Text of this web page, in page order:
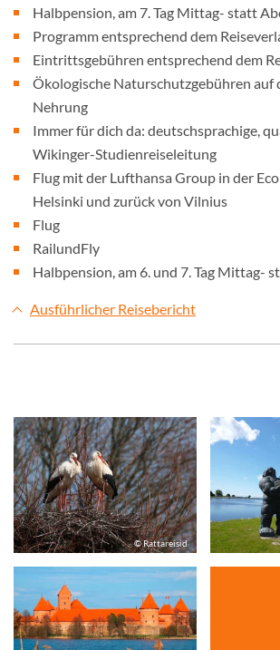
Halbpension, am 7. Tag Mittag- statt
Programm entsprechend dem
Eintrittsgebühren entsprechend dem
Ökologische Naturschutzgebühren auf
Nehrung
Immer für dich da: deutschsprachige,
Wikinger-Studienreiseleitung
Flug mit der Lufthansa Group in der
Helsinki und zurück von Vilnius
Flug
RailundFly
Halbpension, am 6. und 7. Tag Mittag-
Ausführlicher Reisebericht
© Rattareisid